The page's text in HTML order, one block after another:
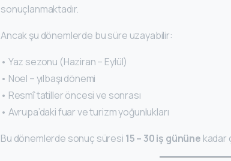
sonuçlanmaktadır.
Ancak şu dönemlerde bu süre uzayabilir:
• Yaz sezonu (Haziran – Eylül)
• Noel – yılbaşı dönemi
• Resmî tatiller öncesi ve sonrası
• Avrupa’daki fuar ve turizm yoğunlukları
Bu dönemlerde sonuç süresi 15 – 30 iş gününe kadar